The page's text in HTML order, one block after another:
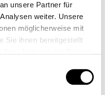
unsere Partner für
weiter. Unsere
möglicherweise mit
Sie ihnen bereitgestellt